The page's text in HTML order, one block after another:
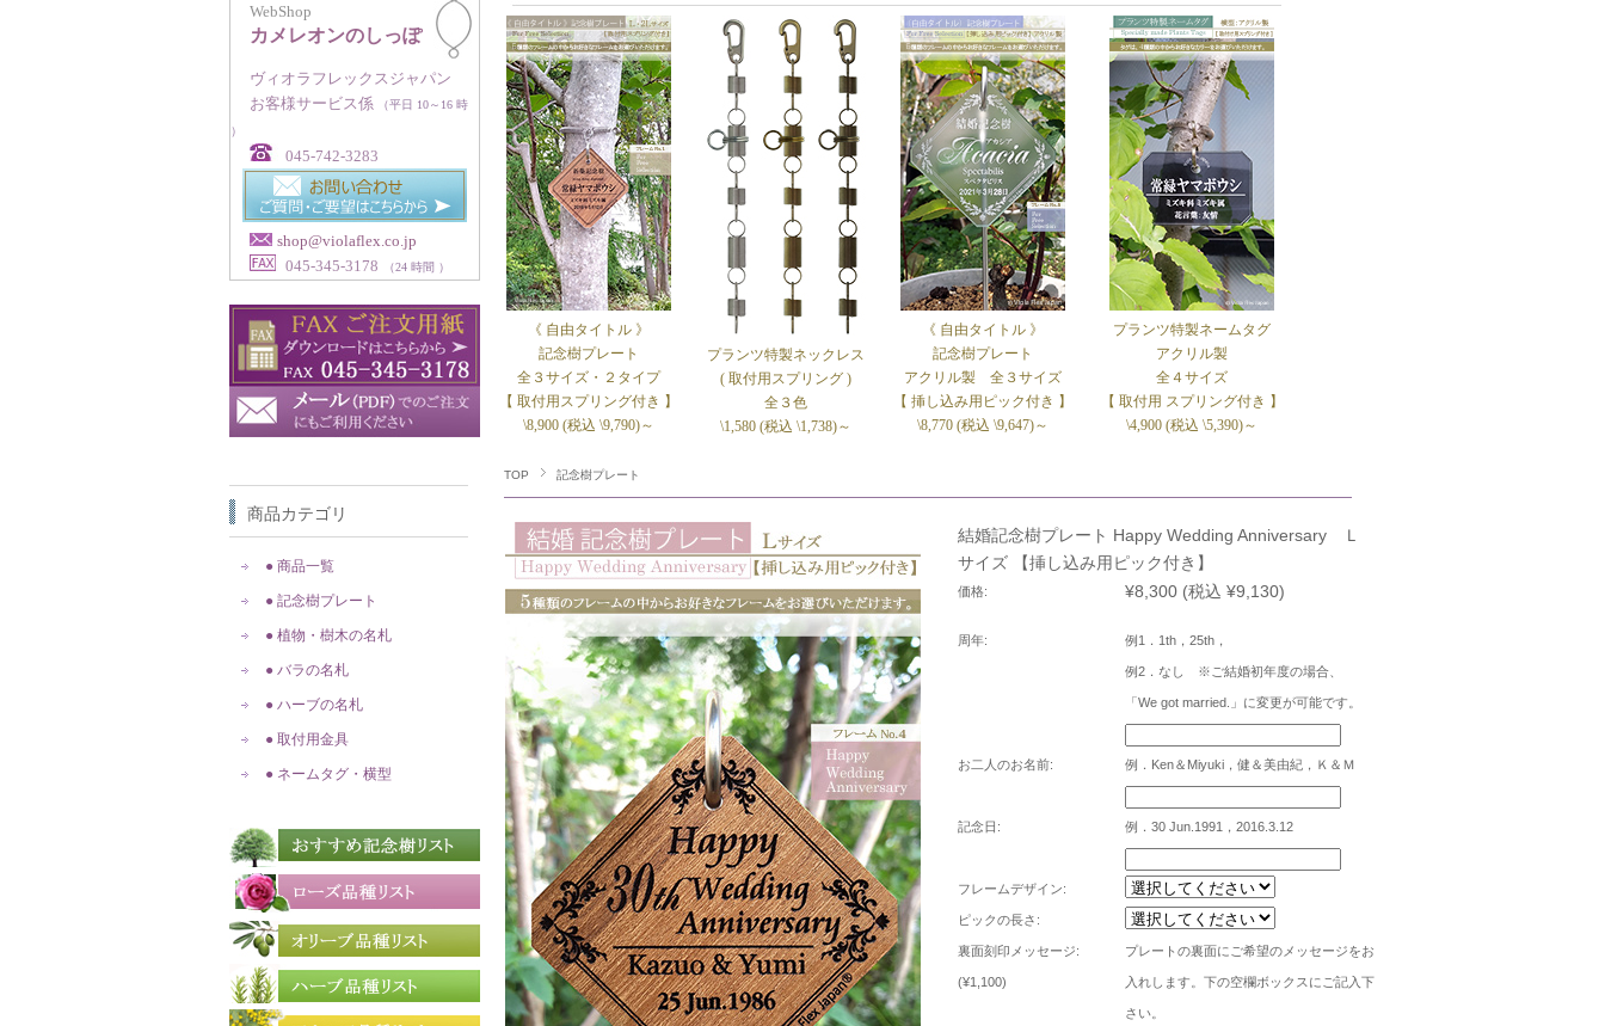
《 自由タイトル 》
記念樹プレート
全３サイズ・２タイプ
【 取付用スプリング付き 】
\8,900 (税込 \9,790)～
プランツ特製ネックレス
( 取付用スプリング )
全３色
\1,580 (税込 \1,738)～
《 自由タイトル 》
記念樹プレート
アクリル製 全３サイズ
【 挿し込み用ピック付き 】
\8,770 (税込 \9,647)～
プランツ特製ネームタグ
アクリル製
全４サイズ
【 取付用 スプリング付き 】
\4,900 (税込 \5,390)～
TOP 記念樹プレート
結婚記念樹プレート Happy Wedding Anniversary Ｌ
サイズ 【挿し込み用ピック付き】
価格: ¥8,300 (税込 ¥9,130)
周年: 例1．1th，25th，
例2．なし ※ご結婚初年度の場合、
「We got married.」に変更が可能です。
お二人のお名前: 例．Ken＆Miyuki，健＆美由紀，Ｋ＆Ｍ
記念日: 例．30 Jun.1991，2016.3.12
フレームデザイン:
ピックの長さ:
裏面刻印メッセージ:
(¥1,100)
プレートの裏面にご希望のメッセージをお
入れします。下の空欄ボックスにご記入下
さい。
WebShop
カメレオンのしっぽ
ヴィオラフレックスジャパン
お客様サービス係 （平日 10～16 時
）
045-742-3283
shop@violaflex.co.jp
045-345-3178
（24 時間 ）
商品カテゴリ
● 商品一覧
● 記念樹プレート
● 植物・樹木の名札
● バラの名札
● ハーブの名札
● 取付用金具
● ネームタグ・横型